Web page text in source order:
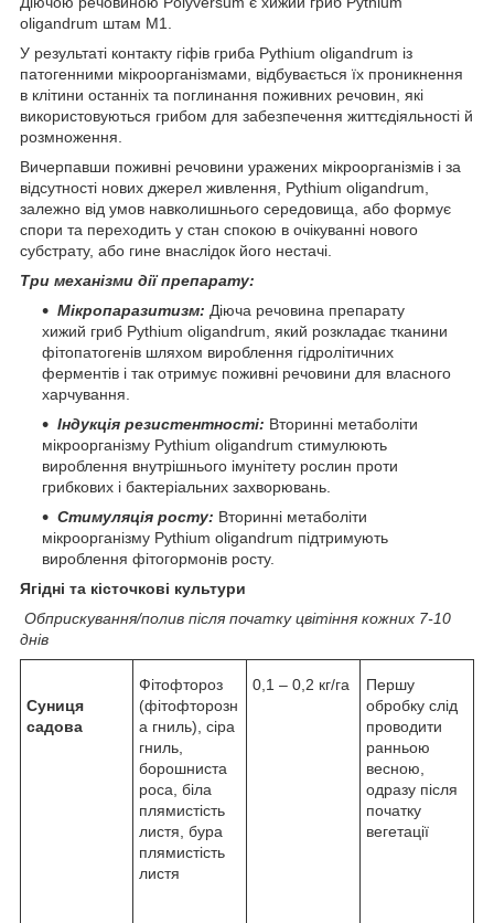
oligandrum штам М1.
У результаті контакту гіфів гриба Pythium oligandrum із
патогенними мікроорганізмами, відбувається їх проникнення
в клітини останніх та поглинання поживних речовин, які
використовуються грибом для забезпечення життєдіяльності й
розмноження.
Вичерпавши поживні речовини уражених мікроорганізмів і за
відсутності нових джерел живлення, Pythium oligandrum,
залежно від умов навколишнього середовища, або формує
спори та переходить у стан спокою в очікуванні нового
субстрату, або гине внаслідок його нестачі.
Три механізми дії препарату:
Мікропаразитизм: Діюча речовина препарату
хижий гриб Pythium oligandrum, який розкладає тканини
фітопатогенів шляхом вироблення гідролітичних
ферментів і так отримує поживні речовини для власного
харчування.
Індукція резистентності: Вторинні метаболіти
мікроорганізму Pythium oligandrum стимулюють
вироблення внутрішнього імунітету рослин проти
грибкових і бактеріальних захворювань.
Стимуляція росту: Вторинні метаболіти
мікроорганізму Pythium oligandrum підтримують
вироблення фітогормонів росту.
Ягідні та кісточкові культури
Обприскування/полив після початку цвітіння кожних 7-10
днів
Суниця
садова
Фітофтороз
(фітофторозн
а гниль), сіра
гниль,
борошниста
роса, біла
плямистість
листя, бура
плямистість
листя
0,1 – 0,2 кг/га
Першу
обробку слід
проводити
ранньою
весною,
одразу після
початку
вегетації